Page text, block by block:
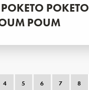
POKETO
POUM
4 5 6 7 8